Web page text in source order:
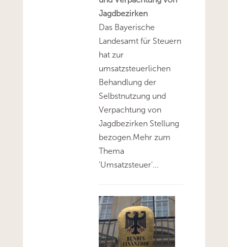
Jagdbezirken
Das Bayerische
Landesamt für Steuern
hat zur
umsatzsteuerlichen
Behandlung der
Selbstnutzung und
Verpachtung von
Jagdbezirken Stellung
bezogen.Mehr zum
Thema
'Umsatzsteuer'...